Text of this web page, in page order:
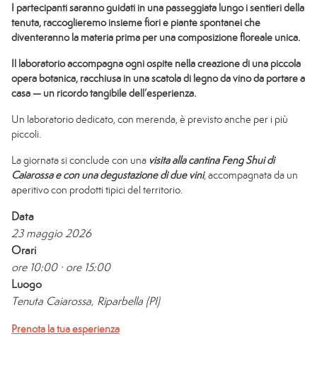
I partecipanti saranno guidati in una passeggiata lungo i sentieri della
tenuta, raccoglieremo insieme fiori e piante spontanei che
diventeranno la materia prima per una composizione floreale unica.
Il laboratorio accompagna ogni ospite nella creazione di una piccola
opera botanica, racchiusa in una scatola di legno da vino da portare a
casa — un ricordo tangibile dell’esperienza.
Un laboratorio dedicato, con merenda, è previsto anche per i più
piccoli.
La giornata si conclude con una visita alla cantina Feng Shui di
Caiarossa e con una degustazione di due vini, accompagnata da un
aperitivo con prodotti tipici del territorio.
Data
23 maggio 2026
Orari
ore 10:00 · ore 15:00
Luogo
Tenuta Caiarossa, Riparbella (PI)
Prenota la tua esperienza